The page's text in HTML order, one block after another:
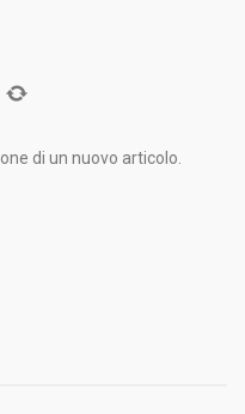
di un nuovo articolo.